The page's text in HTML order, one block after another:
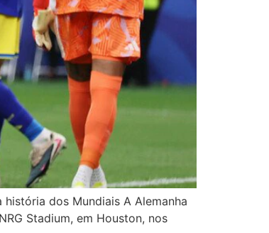
dos Mundiais A Alemanha
Stadium, em Houston, nos